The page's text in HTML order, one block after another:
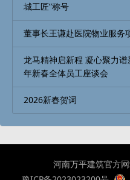
城工匠”称号
董事长王谦赴医院物业服务
龙马精神启新程 凝心聚力
年新春全体员工座谈会
2026新春贺词
河南万平建筑官方